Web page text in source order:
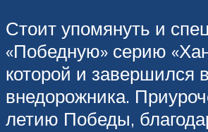
Стоит упомянуть и
«Победную» серию
которой и завершился
внедорожника.
летию Победы,